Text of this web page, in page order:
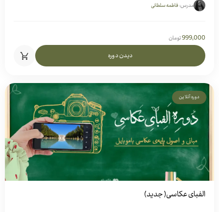
مدرس:فاطمه سلطانی
999,000تومان
دیدن دوره
دوره آنلاین
الفبای عکاسی( جدید)